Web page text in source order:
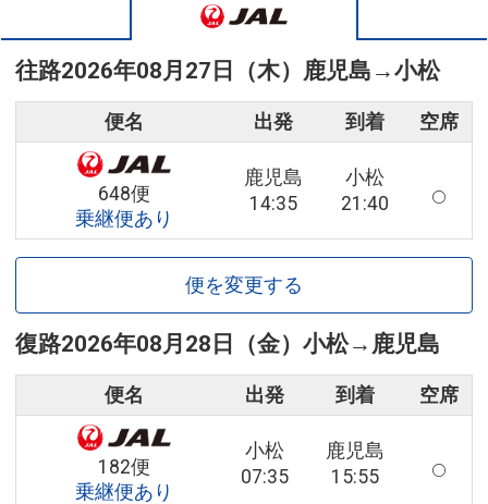
往路2026年08月27日（木） 鹿児島 →小松
便名 出発 到着 空席
648便
乗継便あり
鹿児島
14:35
小松
21:40
便を変更する
復路2026年08月28日（金） 小松→ 鹿児島
便名 出発 到着 空席
182便
乗継便あり
小松
07:35
鹿児島
15:55